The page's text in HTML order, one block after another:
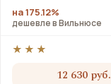
на 175.12%
дешевле в Вильнюсе
★★★
12 630 руб.